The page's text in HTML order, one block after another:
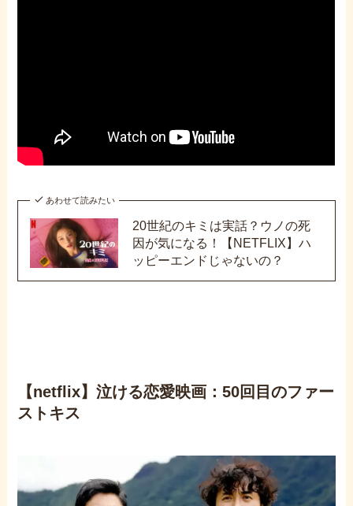
あわせて読みたい
20世紀のキミは実話？ウノの死
因が気になる！【NETFLIX】ハ
ッピーエンドじゃないの？
【netflix】泣ける恋愛映画：50回目のファー
ストキス